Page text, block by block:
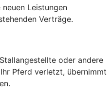
Leistungen
Verträge.
oder andere
Pferd verletzt, übernimmt